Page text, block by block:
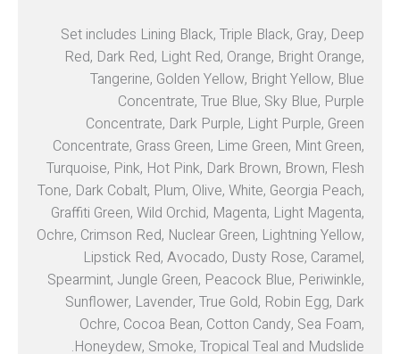
Set includes Lining Black, Triple Black, Gray, Deep
Red, Dark Red, Light Red, Orange, Bright Orange,
Tangerine, Golden Yellow, Bright Yellow, Blue
Concentrate, True Blue, Sky Blue, Purple
Concentrate, Dark Purple, Light Purple, Green
Concentrate, Grass Green, Lime Green, Mint Green,
Turquoise, Pink, Hot Pink, Dark Brown, Brown, Flesh
Tone, Dark Cobalt, Plum, Olive, White, Georgia Peach,
Graffiti Green, Wild Orchid, Magenta, Light Magenta,
Ochre, Crimson Red, Nuclear Green, Lightning Yellow,
Lipstick Red, Avocado, Dusty Rose, Caramel,
Spearmint, Jungle Green, Peacock Blue, Periwinkle,
Sunflower, Lavender, True Gold, Robin Egg, Dark
Ochre, Cocoa Bean, Cotton Candy, Sea Foam,
Honeydew, Smoke, Tropical Teal and Mudslide.